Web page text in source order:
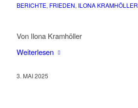
BERICHTE, FRIEDEN, ILONA KRAMHÖLLER
Von Ilona Kramhöller
Weiterlesen
3. MAI 2025